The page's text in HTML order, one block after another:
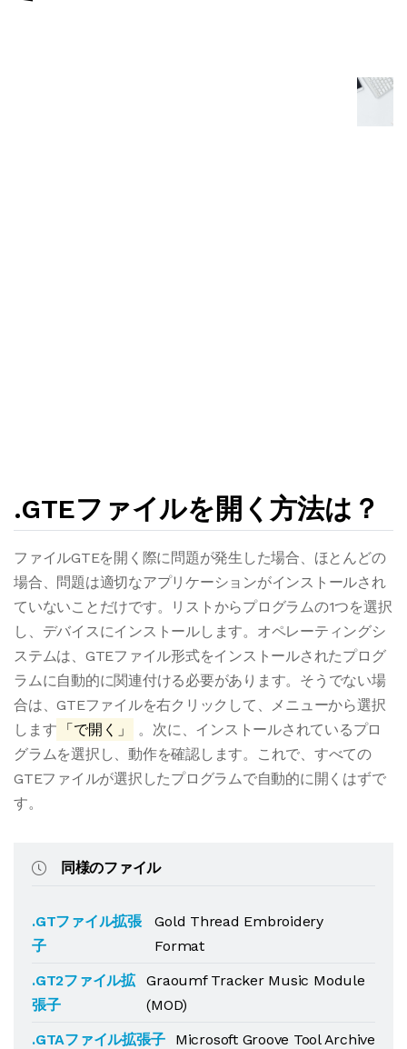
.GTEファイルを開く方法は？
ファイルGTEを開く際に問題が発生した場合、ほとんどの
場合、問題は適切なアプリケーションがインストールされ
ていないことだけです。リストからプログラムの1つを選択
し、デバイスにインストールします。オペレーティングシ
ステムは、GTEファイル形式をインストールされたプログ
ラムに自動的に関連付ける必要があります。そうでない場
合は、GTEファイルを右クリックして、メニューから選択
します
「で開く」
。次に、インストールされているプロ
グラムを選択し、動作を確認します。これで、すべての
GTEファイルが選択したプログラムで自動的に開くはずで
す。
同様のファイル
.GTファイル拡張
子
Gold Thread Embroidery
Format
.GT2ファイル拡
張子
Graoumf Tracker Music Module
(MOD)
.GTAファイル拡張子
Microsoft Groove Tool Archive